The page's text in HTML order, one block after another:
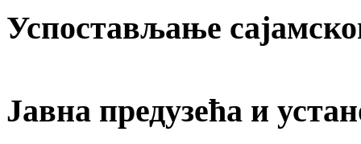
Успостављање
Јавна предузећа и